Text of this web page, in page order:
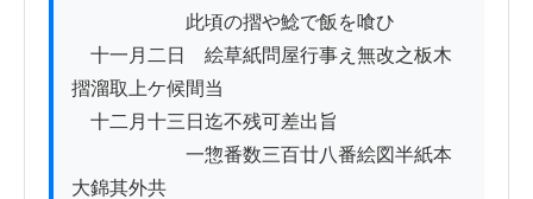
此頃の摺や鯰で飯を喰ひ
十一月二日ゟ絵草紙問屋行事え無改之板木
摺溜取上ケ候間当
十二月十三日迄不残可差出旨
一惣番数三百廿八番絵図半紙本
大錦其外共